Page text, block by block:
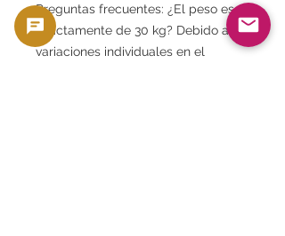
Preguntas frecuentes: ¿El peso es
exactamente de 30 kg? Debido a las
variaciones individuales en el